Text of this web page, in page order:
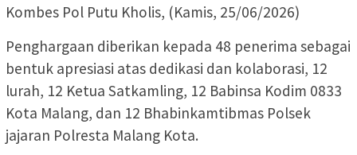
Kombes Pol Putu Kholis, (Kamis, 25/06/2026)
Penghargaan diberikan kepada 48 penerima sebagai
bentuk apresiasi atas dedikasi dan kolaborasi, 12
lurah, 12 Ketua Satkamling, 12 Babinsa Kodim 0833
Kota Malang, dan 12 Bhabinkamtibmas Polsek
jajaran Polresta Malang Kota.